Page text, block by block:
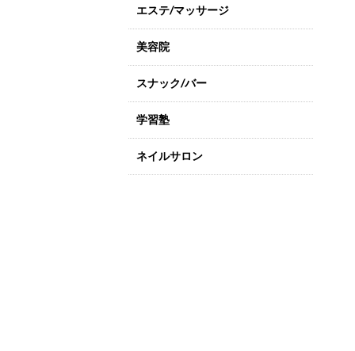
エステ/マッサージ
美容院
スナック/バー
学習塾
ネイルサロン